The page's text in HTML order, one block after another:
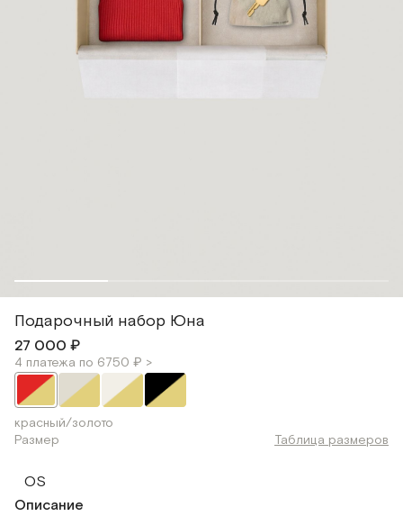
Подарочный набор Юна
27 000 ₽
4 платежа по 6750 ₽ >
красный/золото
Размер
Таблица размеров
OS
Описание